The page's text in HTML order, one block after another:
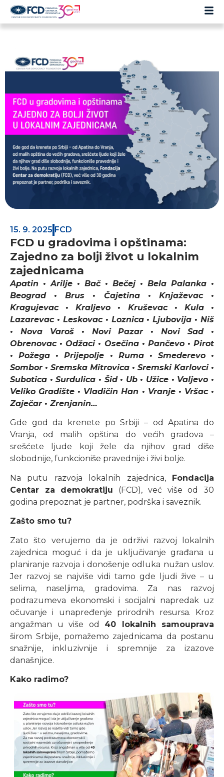
15. 9. 2025 FCD
FCD u gradovima i opštinama:
Zajedno za bolji život u lokalnim
zajednicama
Apatin • Arilje • Bač • Bečej • Bela Palanka •
Beograd • Brus • Čajetina • Knjaževac •
Kragujevac • Kraljevo • Kruševac • Kula •
Lazarevac • Leskovac • Loznica • Ljubovija • Niš
• Nova Varoš • Novi Pazar • Novi Sad •
Obrenovac • Odžaci • Osečina • Pančevo • Pirot
• Požega • Prijepolje • Ruma • Smederevo •
Sombor • Sremska Mitrovica • Sremski Karlovci •
Subotica • Surdulica • Šid • Ub • Užice • Valjevo •
Veliko Gradište • Vladičin Han • Vranje • Vršac •
Zaječar • Zrenjanin…
Gde god da krenete po Srbiji – od Apatina do
Vranja, od malih opština do većih gradova –
srešćete ljude koji žele da njihov grad diše
slobodnije, funkcioniše pravednije i živi bolje.
Na putu razvoja lokalnih zajednica, Fondacija
Centar za demokratiju (FCD), već više od 30
godina prepoznat je partner, podrška i saveznik.
Zašto smo tu?
Zato što verujemo da je održivi razvoj lokalnih
zajednica moguć i da je uključivanje građana u
planiranje razvoja i donošenje odluka nužan uslov.
Jer razvoj se najviše vidi tamo gde ljudi žive – u
selima, naseljima, gradovima. Za nas razvoj
podrazumeva ekonomski i socijalni napredak uz
očuvanje i unapređenje prirodnih resursa. Kroz
angažman u više od 40 lokalnih samouprava
širom Srbije, pomažemo zajednicama da postanu
snažnije, inkluzivnije i spremnije za izazove
današnjice.
Kako radimo?